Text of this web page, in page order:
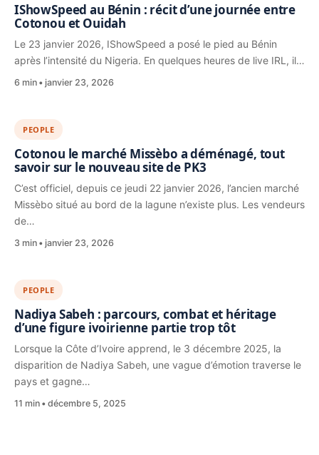
IShowSpeed au Bénin : récit d’une journée entre
Cotonou et Ouidah
Le 23 janvier 2026, IShowSpeed a posé le pied au Bénin
après l’intensité du Nigeria. En quelques heures de live IRL, il…
6 min janvier 23, 2026
PEOPLE
Cotonou le marché Missèbo a déménagé, tout
savoir sur le nouveau site de PK3
C’est officiel, depuis ce jeudi 22 janvier 2026, l’ancien marché
Missèbo situé au bord de la lagune n’existe plus. Les vendeurs
de…
3 min janvier 23, 2026
PEOPLE
Nadiya Sabeh : parcours, combat et héritage
d’une figure ivoirienne partie trop tôt
Lorsque la Côte d’Ivoire apprend, le 3 décembre 2025, la
disparition de Nadiya Sabeh, une vague d’émotion traverse le
pays et gagne…
11 min décembre 5, 2025